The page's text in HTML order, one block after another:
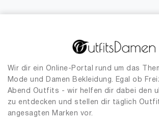
Wir dir ein Online-Portal rund um das
Mode und Damen Bekleidung. Egal ob
Abend Outfits - wir helfen dir dabei den
zu entdecken und stellen dir täglich
angesagten Marken vor.